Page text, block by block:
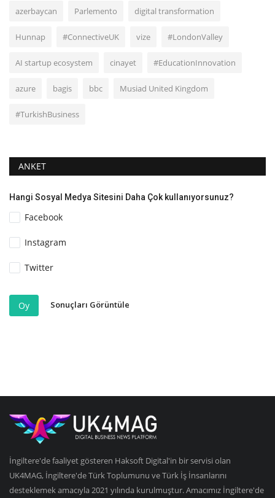
azerbaycan Parlemento digital transformation
Hunnap #ConnectiveUK vize #LondonValley
AI startup ecosystem cinayet #EducationInnovation
azure bagis bbc Musiad United Kingdom
#TurkishBusiness
ANKET
Hangi Sosyal Medya Sitesini Daha Çok kullanıyorsunuz?
Facebook
Instagram
Twitter
Oy Sonuçları Görüntüle
İngiltere'de faaliyet gösteren Haksoft Digital'in bir servisi olan
UK4MAG, İngiltere'de Türk Toplumunu ve Türk İş İnsanlarını
desteklemek amacıyla 2021 yılında kurulmuştur. Amacımız İngiltere'de